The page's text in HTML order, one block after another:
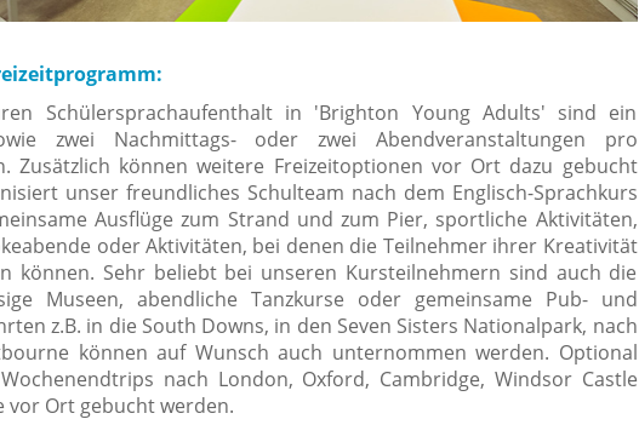
Schülersprachaufenthalt in 'Brighton Young Adults' sind ein
zwei Nachmittags- oder zwei Abendveranstaltungen pro
Zusätzlich können weitere Freizeitoptionen vor Ort dazu gebucht
unser freundliches Schulteam nach dem Englisch-Sprachkurs
Ausflüge zum Strand und zum Pier, sportliche Aktivitäten,
oder Aktivitäten, bei denen die Teilnehmer ihrer Kreativität
können. Sehr beliebt bei unseren Kursteilnehmern sind auch die
Museen, abendliche Tanzkurse oder gemeinsame Pub- und
z.B. in die South Downs, in den Seven Sisters Nationalpark, nach
können auf Wunsch auch unternommen werden. Optional
nach London, Oxford, Cambridge, Windsor Castle
vor Ort gebucht werden.